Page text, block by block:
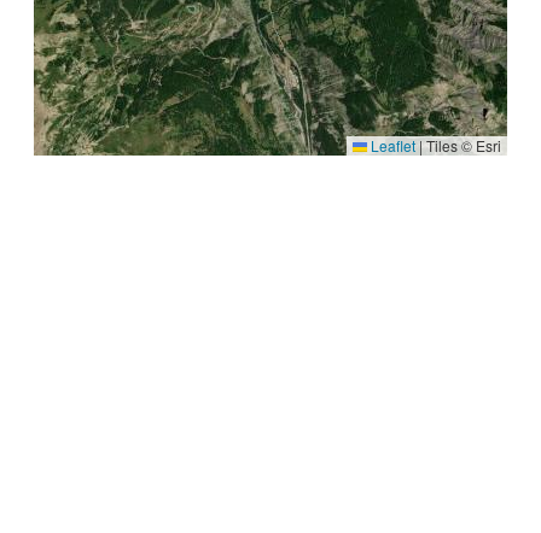
Leaflet |Tiles © Esri